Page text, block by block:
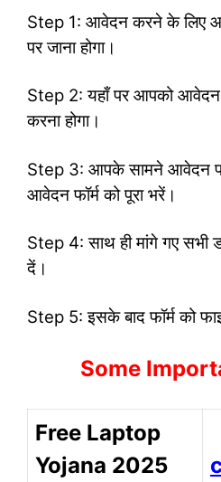
Step 1: आवेदन करने के लिए
पर जाना होगा।
Step 2: यहाँ पर आपको आवेदन
करना होगा।
Step 3: आपके सामने आवेदन
आवेदन फॉर्म को पूरा भरें।
Step 4: साथ ही मांगे गए सभी
दें।
Step 5: इसके बाद फॉर्म को
Some
Free Laptop
Yojana 2025